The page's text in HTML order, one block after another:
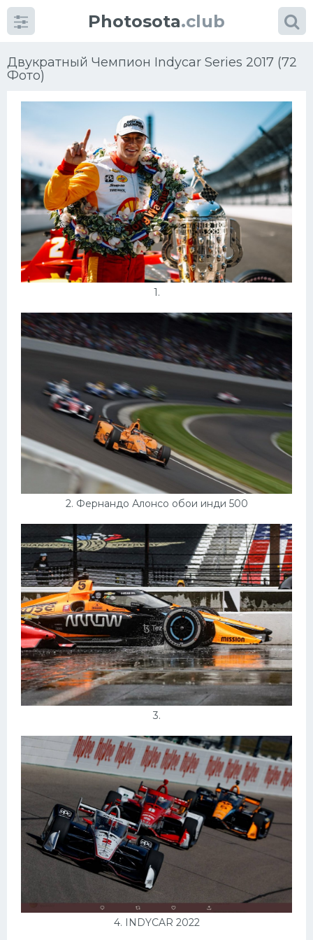
Photosota.club
Двукратный Чемпион Indycar Series 2017 (72
Фото)
1.
2. Фернандо Алонсо обои инди 500
3.
4. INDYCAR 2022
КатегорииФото
Много картинок...
Футбол
Баскетбол
Велогонки
Конькобежный спорт
Интерьеры квартир